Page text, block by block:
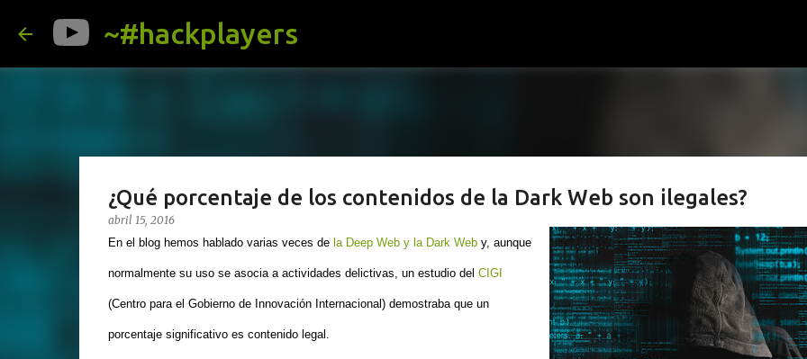
~#hackplayers
¿Qué porcentaje de los contenidos de la Dark Web son ilegales?
abril 15, 2016
En el blog hemos hablado varias veces de la Deep Web y la Dark Weby, aunque
normalmente su uso se asocia a actividades delictivas, un estudio del CIGI
(Centro para el Gobierno de Innovación Internacional) demostraba que un
porcentaje significativo es contenido legal.